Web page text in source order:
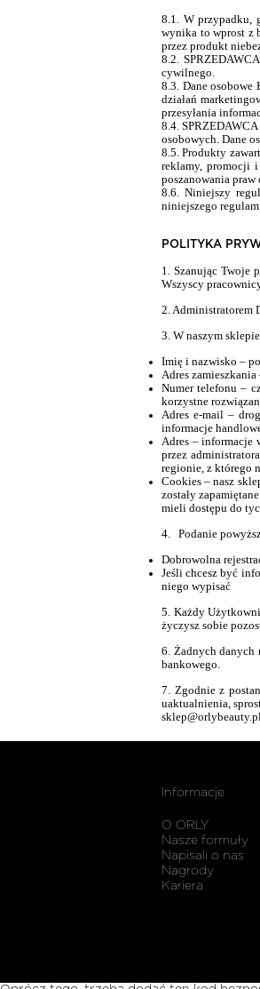
8.1. W przypadku,
wynika to wprost z
przez produkt
8.2.
cywilnego.
8.3. Dane osobowe
działań
przesyłania
8.4.
osobowych. Dane
8.5. Produkty
reklamy, promocji
poszanowania
8.6. Niniejszy
niniejszego
POLITYKA
1. Szanując Twoje
Wszyscy
2. Administratorem
3. W naszym
Imię i nazwisko –
Adres
Numer telefonu –
korzystne
Adres e-mail –
informacje
Adres – informacje
przez
regionie, z którego
Cookies– nasz
zostały
mieli dostępu do
4. Podanie
Dobrowolna
Jeśli chcesz być
niego wypisać
5. Każdy
życzysz sobie
6. Żadnych danych
bankowego.
7. Zgodnie z
uaktualnienia,
Informacje
O ORLY
Nasze formuły
Napisali o nas
Nagrody
Kariera